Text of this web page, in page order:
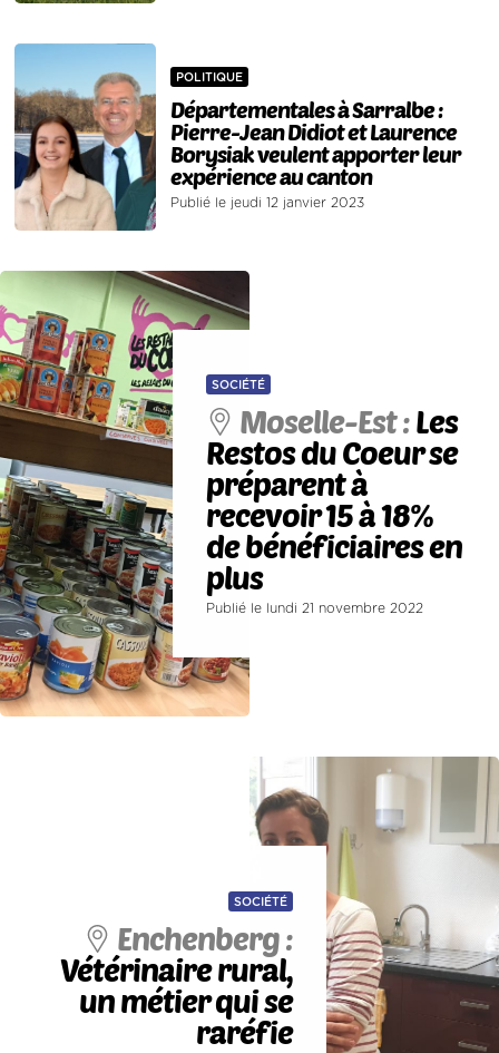
POLITIQUE
Départementales à Sarralbe :
Pierre-Jean Didiot et Laurence
Borysiak veulent apporter leur
expérience au canton
Publié le jeudi 12 janvier 2023
SOCIÉTÉ
Moselle-Est :Les
Restos du Coeur se
préparent à
recevoir 15 à 18%
de bénéficiaires en
plus
Publié le lundi 21 novembre 2022
SOCIÉTÉ
Enchenberg :
Vétérinaire rural,
un métier qui se
raréfie